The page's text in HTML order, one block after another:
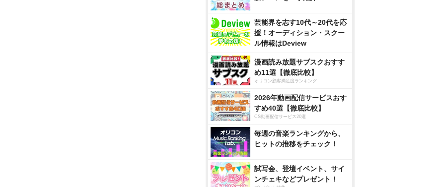
芸能界を志す10代～20代を応
援！オーディション・スクー
ル情報はDeview
漫画読み放題サブスクおすす
め11選【徹底比較】
オリコン顧客満足度ランキング
2026年動画配信サービスおす
すめ40選【徹底比較】
CS動画配信サービス20選
毎週の音楽ランキングから、
ヒットの推移をチェック！
試写会、登壇イベント、サイ
ンチェキなどプレゼント！